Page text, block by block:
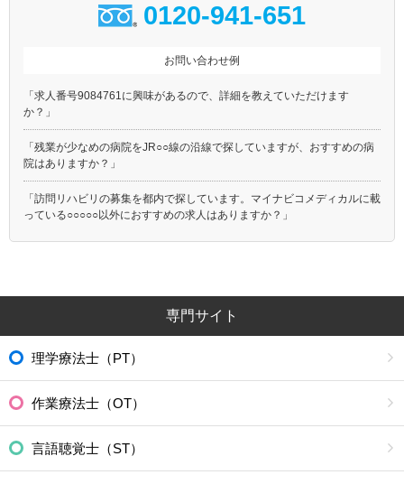
0120-941-651
お問い合わせ例
「求人番号9084761に興味があるので、詳細を教えていただけます
か？」
「残業が少なめの病院をJR○○線の沿線で探していますが、おすすめの病
院はありますか？」
「訪問リハビリの募集を都内で探しています。マイナビコメディカルに載
っている○○○○○以外におすすめの求人はありますか？」
専門サイト
理学療法士（PT）
作業療法士（OT）
言語聴覚士（ST）